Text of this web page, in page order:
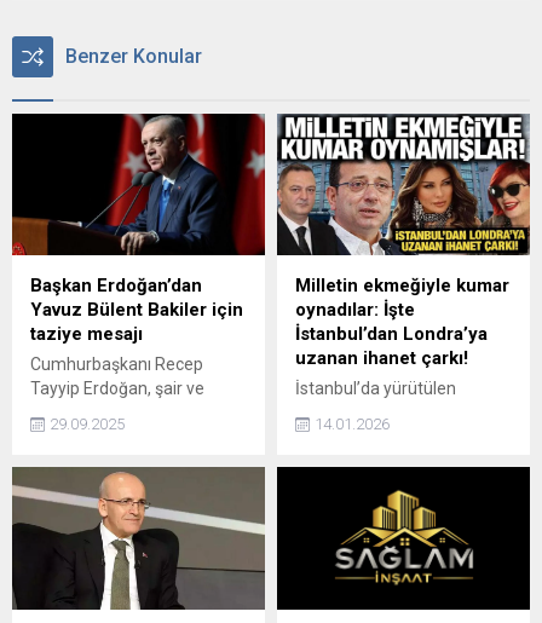
Benzer Konular
Başkan Erdoğan’dan
Yavuz Bülent Bakiler için
taziye mesajı
Cumhurbaşkanı Recep
Tayyip Erdoğan, şair ve
yazar Yavuz Bülent
Bakiler'in vefatı dolayısıyla
29.09.2025
Milletin ekmeğiyle kumar
oynadılar: İşte
İstanbul’dan Londra’ya
uzanan ihanet çarkı!
İstanbul’da yürütülen
uyuşturucu ve fuhuş
soruşturmasında gözaltına
bırakılan Görgüzel’in ifadesi
ortaya çıktı. Görgüzel,
Gülibrahimoğlu ile
Müftüoğlu'nun yüksek
miktarlarda kumar
oynadıklarını öne sürdü.
14.01.2026